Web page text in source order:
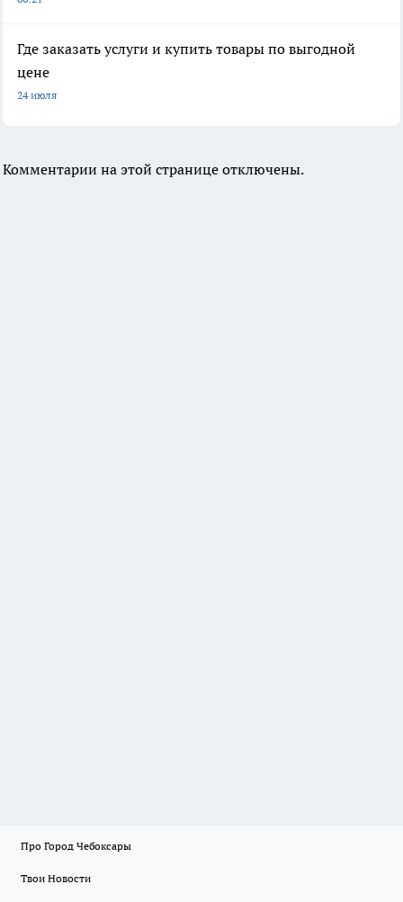
Где заказать услуги и купить товары по выгодной
цене
24 июля
Комментарии на этой странице отключены.
Про Город Чебоксары
Твои Новости